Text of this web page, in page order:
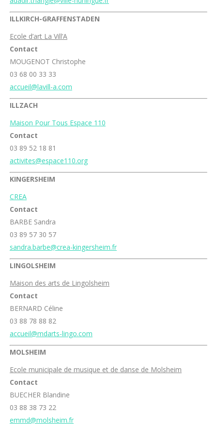
ILLKIRCH-GRAFFENSTADEN
Ecole d’art La Vill’A
Contact
MOUGENOT Christophe
03 68 00 33 33
accueil@lavill-a.com
ILLZACH
Maison Pour Tous Espace 110
Contact
03 89 52 18 81
activites@espace110.org
KINGERSHEIM
CREA
Contact
BARBE Sandra
03 89 57 30 57
sandra.barbe@crea-kingersheim.fr
LINGOLSHEIM
Maison des arts de Lingolsheim
Contact
BERNARD Céline
03 88 78 88 82
accueil@mdarts-lingo.com
MOLSHEIM
Ecole municipale de musique et de danse de Molsheim
Contact
BUECHER Blandine
03 88 38 73 22
emmd@molsheim.fr